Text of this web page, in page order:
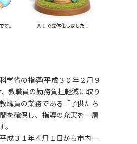
学省の指導(平成３０年２月９
教職員の勤務負担軽減に取り
職員の業務である「子供たち
を確保し、指導の充実を一層
。
成３１年４月１日から市内一